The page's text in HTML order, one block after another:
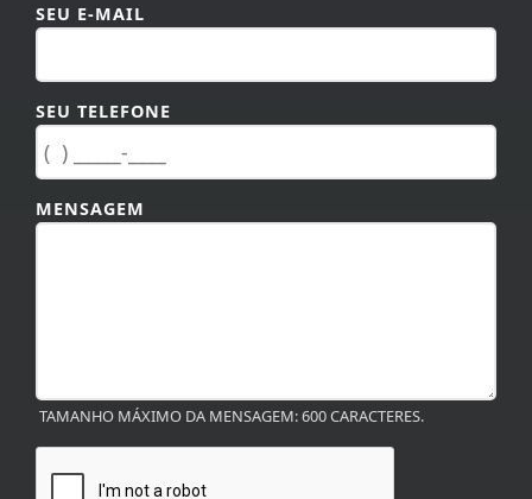
SEU E-MAIL
SEU TELEFONE
MENSAGEM
TAMANHO MÁXIMO DA MENSAGEM: 600 CARACTERES.